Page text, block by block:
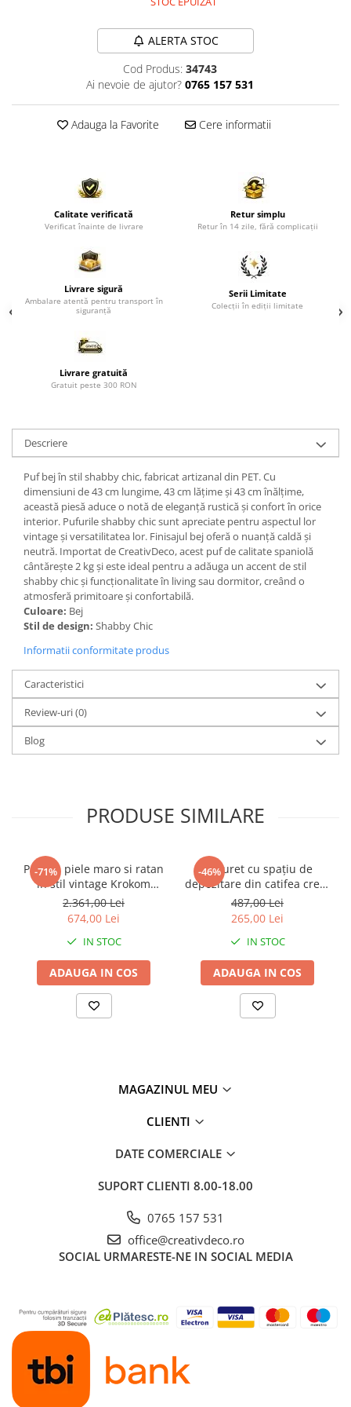
Comode si Bufete
Sifoniere si Dulapuri
Rafturi de perete
Birouri
Postamente, Piedestale
Paravane de camera
ALERTA STOC
Cod Produs: 34743
Ai nevoie de ajutor? 0765 157 531
Adauga la Favorite Cere informatii
Calitate verificată
Verificat înainte de livrare
Retur simplu
Retur în 14 zile, fără complicații
Livrare sigură
Ambalare atentă pentru transport în
siguranță
Serii Limitate
Colecții în ediții limitate
Livrare gratuită
Gratuit peste 300 RON
Descriere
Puf bej în stil shabby chic, fabricat artizanal din PET. Cu
dimensiuni de 43 cm lungime, 43 cm lățime și 43 cm înălțime,
această piesă aduce o notă de eleganță rustică și confort în orice
interior. Pufurile shabby chic sunt apreciate pentru aspectul lor
vintage și versatilitatea lor. Finisajul bej oferă o nuanță caldă și
neutră. Importat de CreativDeco, acest puf de calitate spaniolă
cântărește 2 kg și este ideal pentru a adăuga un accent de stil
shabby chic și funcționalitate în living sau dormitor, creând o
atmosferă primitoare și confortabilă.
Culoare: Bej
Stil de design: Shabby Chic
Informatii conformitate produs
Caracteristici
Review-uri(0)
Blog
PRODUSE SIMILARE
-71%
Puf din piele maro si ratan
in stil vintage Krokom
50x50x30 cm
2.361,00 Lei
674,00 Lei
IN STOC
ADAUGA IN COS
-46%
Taburet cu spațiu de
depozitare din catifea crem
Noe D36xH37cm
487,00 Lei
265,00 Lei
IN STOC
ADAUGA IN COS
MAGAZINUL MEU
CLIENTI
DATE COMERCIALE
SUPORT CLIENTI 8.00-18.00
0765 157 531
office@creativdeco.ro
SOCIAL URMARESTE-NE IN SOCIAL MEDIA